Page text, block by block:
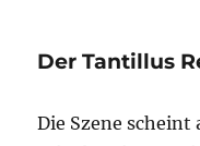
Der Tantillus
Die Szene scheint